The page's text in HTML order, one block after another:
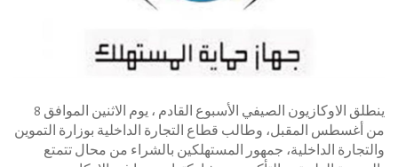
ينطلق الاوكازيون الصيفي الأسبوع القادم ، يوم الاثنين الموافق 8
من أغسطس المقبل، وطالب قطاع التجارة الداخلية بوزارة التموين
والتجارة الداخلية، جمهور المستهلكين بالشراء من محال تتمتع